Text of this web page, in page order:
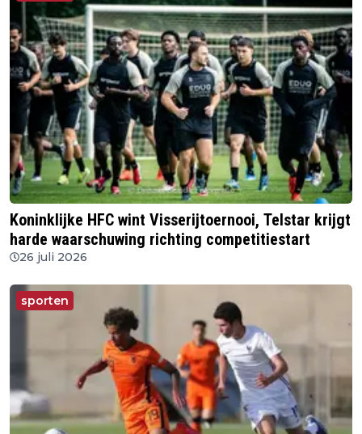
Koninklijke HFC wint Visserijtoernooi, Telstar krijgt
harde waarschuwing richting competitiestart
26 juli 2026
sporten